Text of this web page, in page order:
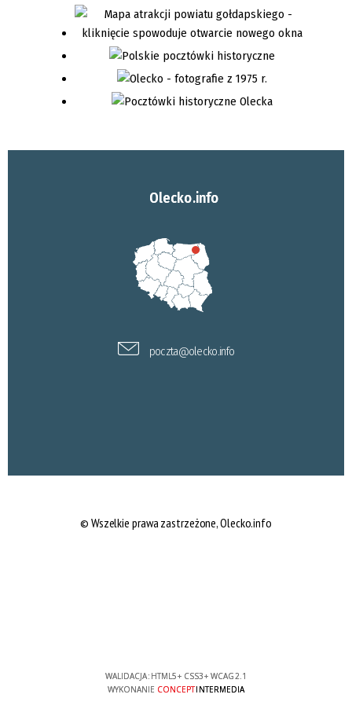
Olecko.info
poczta@olecko.info
© Wszelkie prawa zastrzeżone, Olecko.info
WALIDACJA: HTML5+ CSS3+ WCAG 2.1
WYKONANIE CONCEPTINTERMEDIA